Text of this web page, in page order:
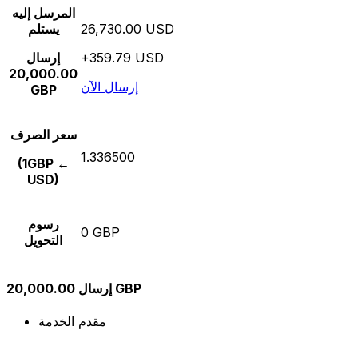
المرسل إليه
يستلم
إرسال
20,000.00
GBP
26,730.00 USD
+359.79 USD
إرسال الآن
سعر الصرف
(1GBP ←
USD)
1.336500
رسوم
التحويل
0 GBP
إرسال 20,000.00 GBP
مقدم الخدمة